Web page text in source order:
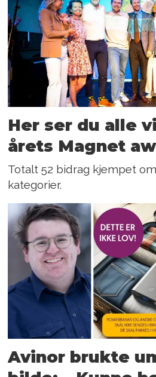
Her ser du alle
årets Magnet
Totalt 52 bidrag kjempet
kategorier.
Avinor brukte